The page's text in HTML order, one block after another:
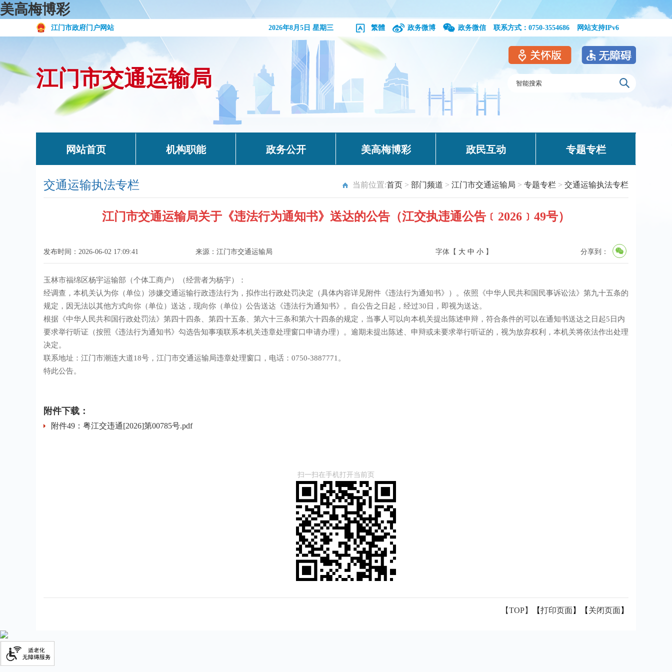
美高梅博彩
江门市政府门户网站 2026年8月5日 星期三 繁體 政务微博 政务微信 联系方式：0750-3554686 网站支持IPv6
江门市交通运输局
网站首页 机构职能 政务公开 美高梅博彩 政民互动 专题专栏
交通运输执法专栏 当前位置:首页 > 部门频道 > 江门市交通运输局 > 专题专栏 > 交通运输执法专栏
江门市交通运输局关于《违法行为通知书》送达的公告（江交执违通公告﹝2026﹞49号）
发布时间：2026-06-02 17:09:41 来源：江门市交通运输局 字体【 大 中 小】 分享到：
玉林市福绵区杨宇运输部（个体工商户）（经营者为杨宇）：
经调查，本机关认为你（单位）涉嫌交通运输行政违法行为，拟作出行政处罚决定（具体内容详见附件《违法行为通知书》）。依照《中华人民共和国民事诉讼法》第九十五条的
规定，因无法以其他方式向你（单位）送达，现向你（单位）公告送达《违法行为通知书》。自公告之日起，经过30日，即视为送达。
根据《中华人民共和国行政处罚法》第四十四条、第四十五条、第六十三条和第六十四条的规定，当事人可以向本机关提出陈述申辩，符合条件的可以在通知书送达之日起5日内
要求举行听证（按照《违法行为通知书》勾选告知事项联系本机关违章处理窗口申请办理）。逾期未提出陈述、申辩或未要求举行听证的，视为放弃权利，本机关将依法作出处理
决定。
联系地址：江门市潮连大道18号，江门市交通运输局违章处理窗口，电话：0750-3887771。
特此公告。
附件下载：
附件49：粤江交违通[2026]第00785号.pdf
扫一扫在手机打开当前页
【TOP】 【打印页面】【 关闭页面】